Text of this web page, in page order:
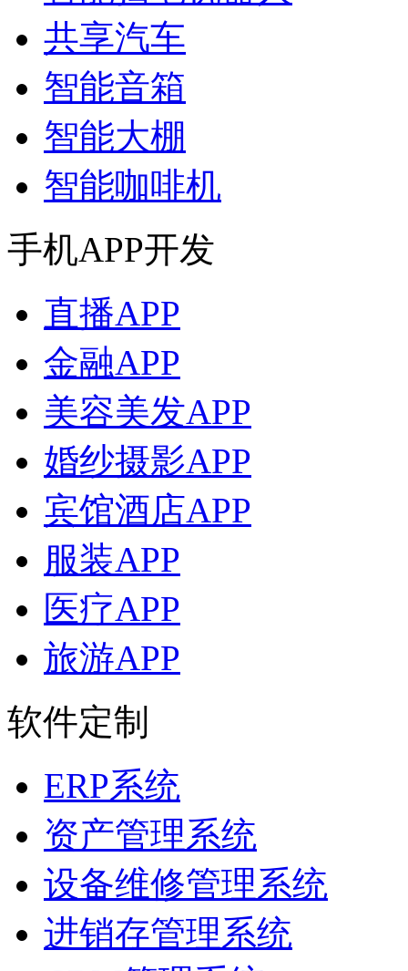
共享汽车
智能音箱
智能大棚
智能咖啡机
手机APP开发
直播APP
金融APP
美容美发APP
婚纱摄影APP
宾馆酒店APP
服装APP
医疗APP
旅游APP
软件定制
ERP系统
资产管理系统
设备维修管理系统
进销存管理系统